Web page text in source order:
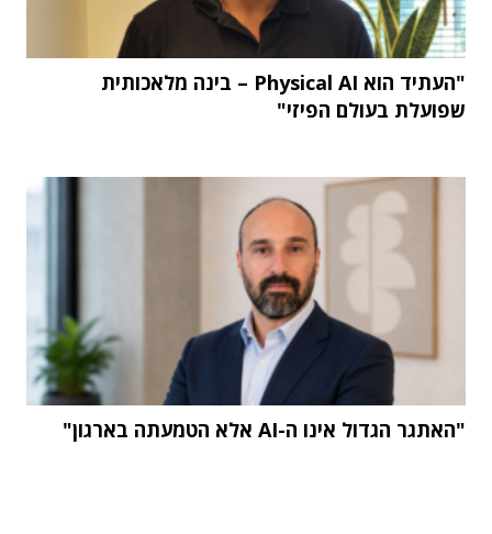
"העתיד הוא Physical AI – בינה מלאכותית
שפועלת בעולם הפיזי"
"האתגר הגדול אינו ה-AI אלא הטמעתה בארגון"